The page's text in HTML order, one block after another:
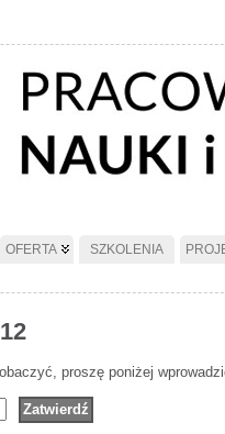
OFERTA SZKOLENIA
proszę poniżej